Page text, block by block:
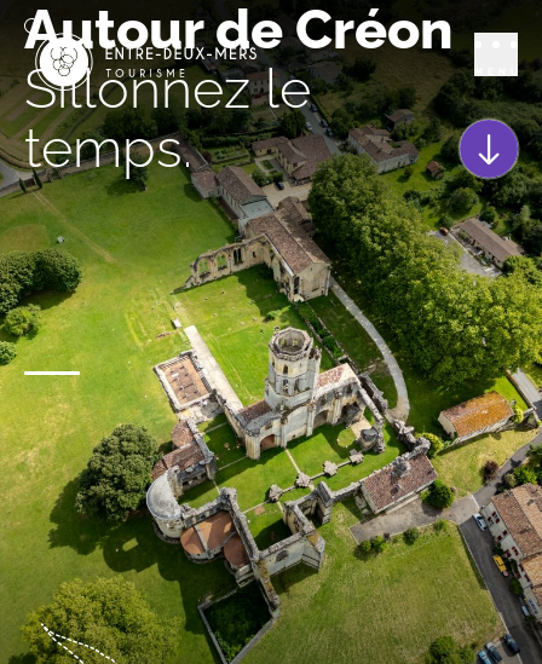
MENU
Autour de Créon
Sillonnez le
temps.
Scroll